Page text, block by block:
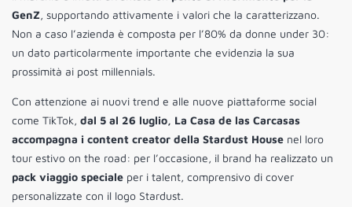
GenZ, supportando attivamente i valori che la caratterizzano.
Non a caso l’azienda è composta per l’80% da donne under 30:
un dato particolarmente importante che evidenzia la sua
prossimità ai post millennials.
Con attenzione ai nuovi trend e alle nuove piattaforme social
come TikTok, dal 5 al 26 luglio, La Casa de las Carcasas
accompagna i content creator della Stardust House nel loro
tour estivo on the road: per l’occasione, il brand ha realizzato un
pack viaggio speciale per i talent, comprensivo di cover
personalizzate con il logo Stardust.